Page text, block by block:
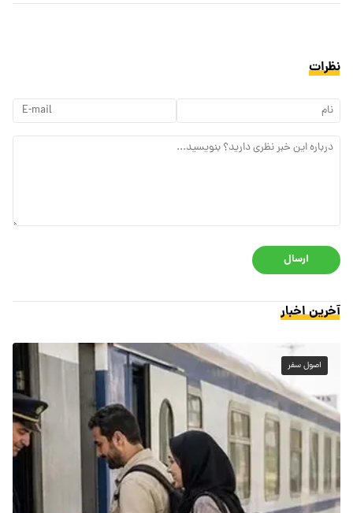
نظرات
ارسال
آخرین اخبار
اصول سفر